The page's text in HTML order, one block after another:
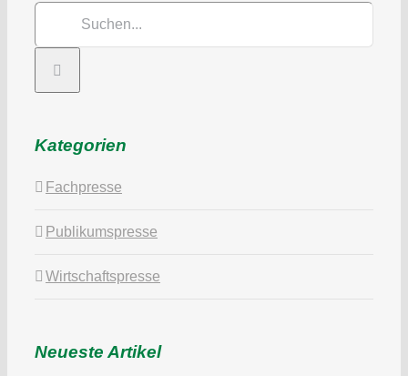
Kategorien
Fachpresse
Publikumspresse
Wirtschaftspresse
Neueste Artikel